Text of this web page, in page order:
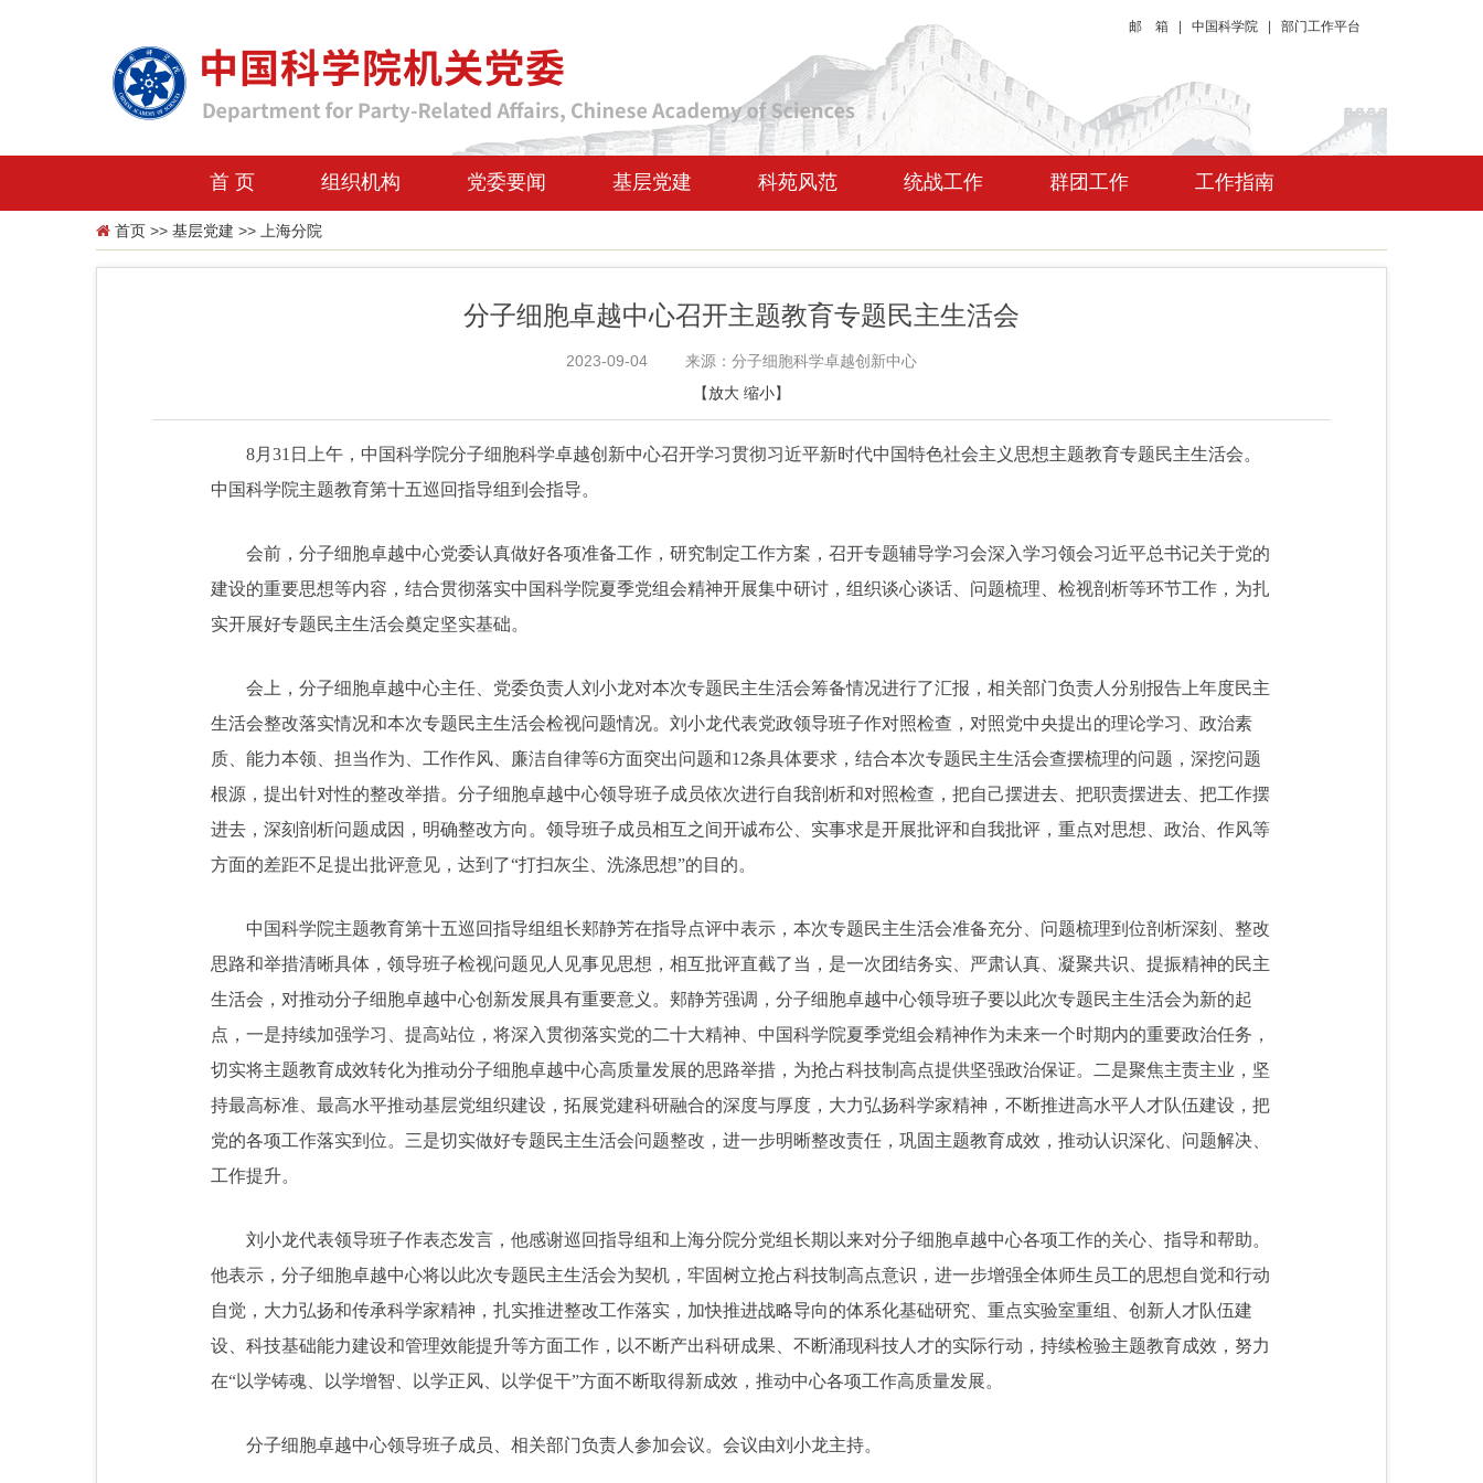
邮 箱 中国科学院 部门工作平台
首 页 组织机构 党委要闻 基层党建 科苑风范 统战工作 群团工作 工作指南
首页 >> 基层党建 >> 上海分院
分子细胞卓越中心召开主题教育专题民主生活会
2023-09-04
来源：分子细胞科学卓越创新中心
【放大 缩小】
8月31日上午，中国科学院分子细胞科学卓越创新中心召开学习贯彻习近平新时代中国特色社会主义思想主题教育专题民主生活会。
中国科学院主题教育第十五巡回指导组到会指导。
会前，分子细胞卓越中心党委认真做好各项准备工作，研究制定工作方案，召开专题辅导学习会深入学习领会习近平总书记关于党的
建设的重要思想等内容，结合贯彻落实中国科学院夏季党组会精神开展集中研讨，组织谈心谈话、问题梳理、检视剖析等环节工作，为扎
实开展好专题民主生活会奠定坚实基础。
会上，分子细胞卓越中心主任、党委负责人刘小龙对本次专题民主生活会筹备情况进行了汇报，相关部门负责人分别报告上年度民主
生活会整改落实情况和本次专题民主生活会检视问题情况。刘小龙代表党政领导班子作对照检查，对照党中央提出的理论学习、政治素
质、能力本领、担当作为、工作作风、廉洁自律等6方面突出问题和12条具体要求，结合本次专题民主生活会查摆梳理的问题，深挖问题
根源，提出针对性的整改举措。分子细胞卓越中心领导班子成员依次进行自我剖析和对照检查，把自己摆进去、把职责摆进去、把工作摆
进去，深刻剖析问题成因，明确整改方向。领导班子成员相互之间开诚布公、实事求是开展批评和自我批评，重点对思想、政治、作风等
方面的差距不足提出批评意见，达到了“打扫灰尘、洗涤思想”的目的。
中国科学院主题教育第十五巡回指导组组长郏静芳在指导点评中表示，本次专题民主生活会准备充分、问题梳理到位剖析深刻、整改
思路和举措清晰具体，领导班子检视问题见人见事见思想，相互批评直截了当，是一次团结务实、严肃认真、凝聚共识、提振精神的民主
生活会，对推动分子细胞卓越中心创新发展具有重要意义。郏静芳强调，分子细胞卓越中心领导班子要以此次专题民主生活会为新的起
点，一是持续加强学习、提高站位，将深入贯彻落实党的二十大精神、中国科学院夏季党组会精神作为未来一个时期内的重要政治任务，
切实将主题教育成效转化为推动分子细胞卓越中心高质量发展的思路举措，为抢占科技制高点提供坚强政治保证。二是聚焦主责主业，坚
持最高标准、最高水平推动基层党组织建设，拓展党建科研融合的深度与厚度，大力弘扬科学家精神，不断推进高水平人才队伍建设，把
党的各项工作落实到位。三是切实做好专题民主生活会问题整改，进一步明晰整改责任，巩固主题教育成效，推动认识深化、问题解决、
工作提升。
刘小龙代表领导班子作表态发言，他感谢巡回指导组和上海分院分党组长期以来对分子细胞卓越中心各项工作的关心、指导和帮助。
他表示，分子细胞卓越中心将以此次专题民主生活会为契机，牢固树立抢占科技制高点意识，进一步增强全体师生员工的思想自觉和行动
自觉，大力弘扬和传承科学家精神，扎实推进整改工作落实，加快推进战略导向的体系化基础研究、重点实验室重组、创新人才队伍建
设、科技基础能力建设和管理效能提升等方面工作，以不断产出科研成果、不断涌现科技人才的实际行动，持续检验主题教育成效，努力
在“以学铸魂、以学增智、以学正风、以学促干”方面不断取得新成效，推动中心各项工作高质量发展。
分子细胞卓越中心领导班子成员、相关部门负责人参加会议。会议由刘小龙主持。